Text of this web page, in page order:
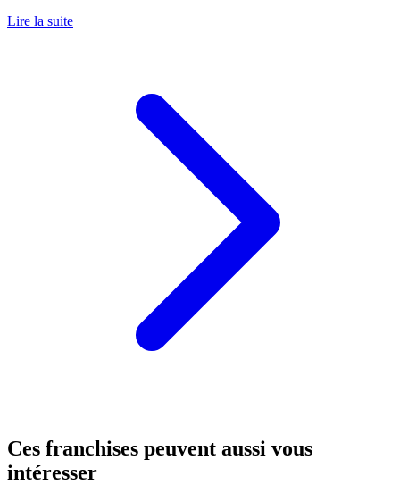
Lire la suite
Ces franchises peuvent aussi vous
intéresser